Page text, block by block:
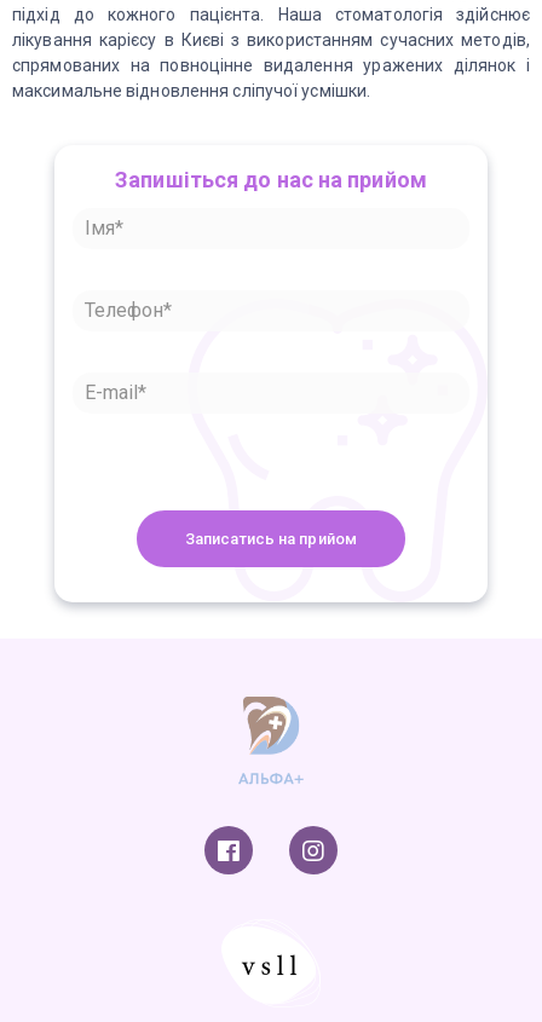
підхід до кожного пацієнта. Наша стоматологія здійснює
лікування карієсу в Києві з використанням сучасних методів,
спрямованих на повноцінне видалення уражених ділянок і
максимальне відновлення сліпучої усмішки.
Запишіться до нас на прийом